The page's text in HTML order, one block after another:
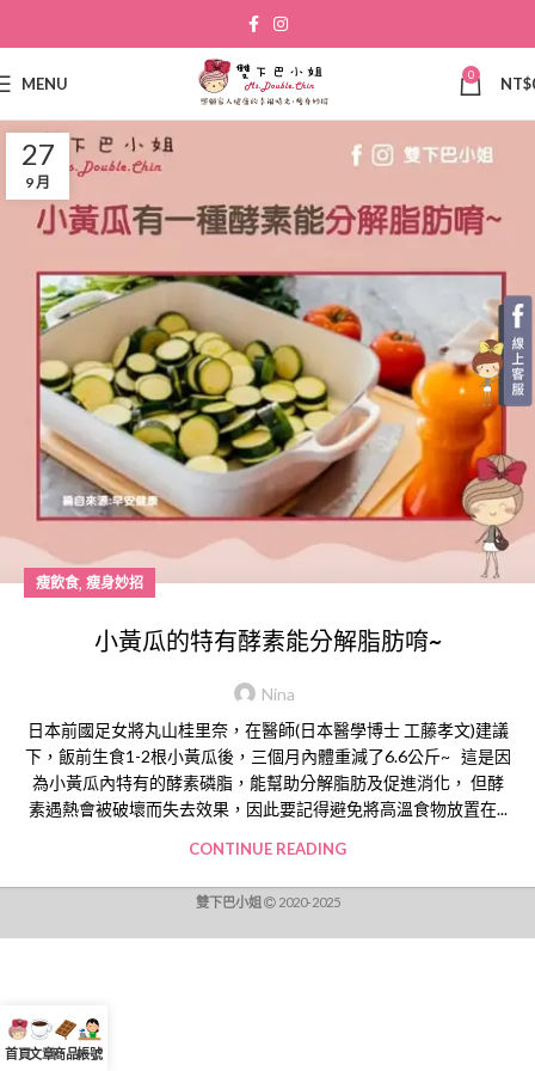
MENU 0 NT$
27
9 月
瘦飲食, 瘦身妙招
小黃瓜的特有酵素能分解脂肪唷~
Nina
日本前國足女將丸山桂里奈，在醫師(日本醫學博士 工藤孝文)建議
下，飯前生食1-2根小黃瓜後，三個月內體重減了6.6公斤~ 這是因
為小黃瓜內特有的酵素磷脂，能幫助分解脂肪及促進消化， 但酵
素遇熱會被破壞而失去效果，因此要記得避免將高溫食物放置在...
CONTINUE READING
雙下巴小姐 2020-2025
首頁文章商品帳號